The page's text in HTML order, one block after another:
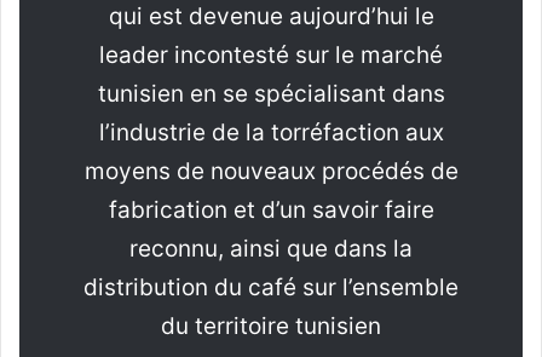
qui est devenue aujourd’hui le
leader incontesté sur le marché
tunisien en se spécialisant dans
l’industrie de la torréfaction aux
moyens de nouveaux procédés de
fabrication et d’un savoir faire
reconnu, ainsi que dans la
distribution du café sur l’ensemble
du territoire tunisien